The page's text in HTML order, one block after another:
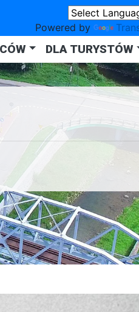
Powered by
DLA TURYSTÓW